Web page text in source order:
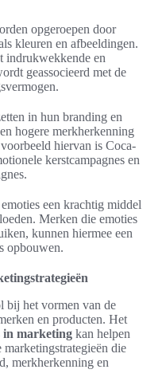
opgeroepen door
kleuren en afbeeldingen.
indrukwekkende en
geassocieerd met de
in hun branding en
hogere merkherkenning
hiervan is Coca-
kerstcampagnes en
een krachtig middel
Merken die emoties
kunnen hiermee een
opbouwen.
bij het vormen van de
en producten. Het
in marketing kan helpen
die
merkherkenning en